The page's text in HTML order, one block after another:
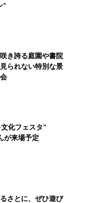
”
き誇る庭園や書院
られない特別な景
化フェスタ”
が来場予定
さとに、ぜひ遊び